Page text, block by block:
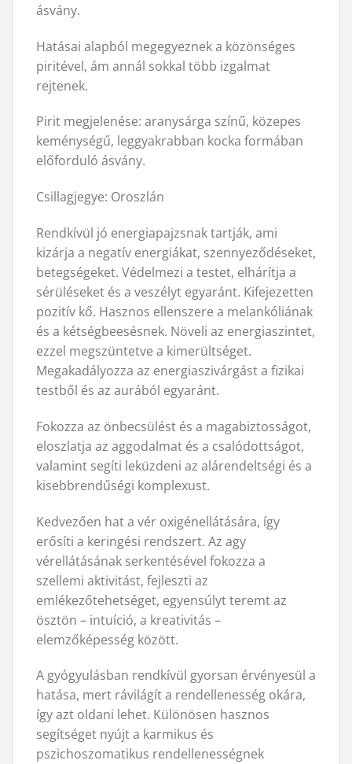
ásvány.
Hatásai alapból megegyeznek a közönséges
piritével, ám annál sokkal több izgalmat
rejtenek.
Pirit megjelenése: aranysárga színű, közepes
keménységű, leggyakrabban kocka formában
előforduló ásvány.
Csillagjegye: Oroszlán
Rendkívül jó energiapajzsnak tartják, ami
kizárja a negatív energiákat, szennyeződéseket,
betegségeket. Védelmezi a testet, elhárítja a
sérüléseket és a veszélyt egyaránt. Kifejezetten
pozitív kő. Hasznos ellenszere a melankóliának
és a kétségbeesésnek. Növeli az energiaszintet,
ezzel megszüntetve a kimerültséget.
Megakadályozza az energiaszivárgást a fizikai
testből és az aurából egyaránt.
Fokozza az önbecsülést és a magabiztosságot,
eloszlatja az aggodalmat és a csalódottságot,
valamint segíti leküzdeni az alárendeltségi és a
kisebbrendűségi komplexust.
Kedvezően hat a vér oxigénellátására, így
erősíti a keringési rendszert. Az agy
vérellátásának serkentésével fokozza a
szellemi aktivitást, fejleszti az
emlékezőtehetséget, egyensúlyt teremt az
ösztön – intuíció, a kreativitás –
elemzőképesség között.
A gyógyulásban rendkívül gyorsan érvényesül a
hatása, mert rávilágít a rendellenesség okára,
így azt oldani lehet. Különösen hasznos
segítséget nyújt a karmikus és
pszichoszomatikus rendellenességnek